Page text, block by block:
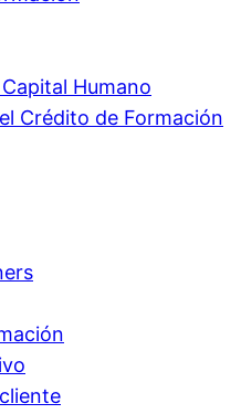
Humano
Crédito de Formación